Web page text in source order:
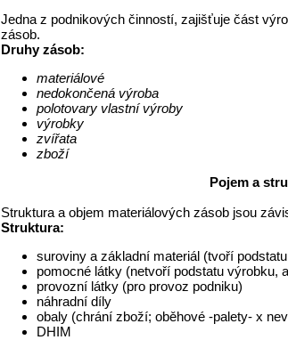
Jedna z podnikových činností, zajišťuje část
zásob.
Druhy zásob:
materiálové
nedokončená výroba
polotovary vlastní výroby
výrobky
zvířata
zboží
Pojem a
Struktura a objem materiálových zásob jsou
Struktura:
suroviny a základní materiál (tvoří
pomocné látky (netvoří podstatu výrobku,
provozní látky (pro provoz podniku)
náhradní díly
obaly (chrání zboží; oběhové -palety- x
DHIM